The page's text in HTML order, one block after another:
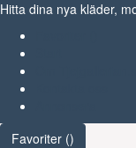
Hitta dina nya kläder,
Favoriter ()